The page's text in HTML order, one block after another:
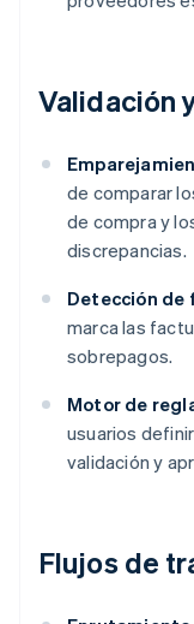
Validación
de comparar
de compra y
discrepancias.
Detección de
marca las
sobrepagos.
Motor de
usuarios
validación y
Flujos de